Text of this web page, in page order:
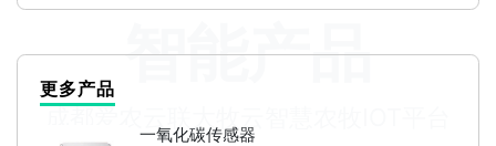
智能产品
更多产品
一氧化碳传感器